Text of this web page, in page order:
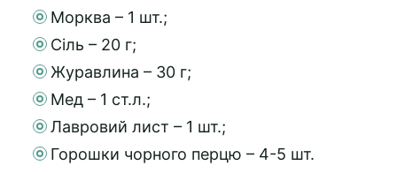
Морква – 1 шт.;
Сіль – 20 г;
Журавлина – 30 г;
Мед – 1 ст.л.;
Лавровий лист – 1 шт.;
Горошки чорного перцю – 4-5 шт.